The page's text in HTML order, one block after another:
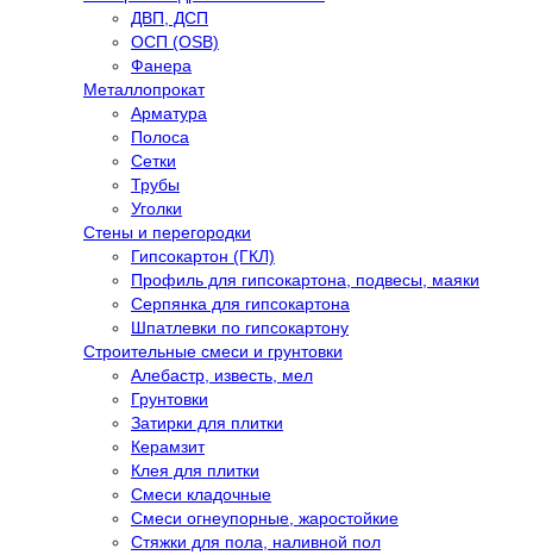
ДВП, ДСП
ОСП (OSB)
Фанера
Металлопрокат
Арматура
Полоса
Сетки
Трубы
Уголки
Стены и перегородки
Гипсокартон (ГКЛ)
Профиль для гипсокартона, подвесы, маяки
Серпянка для гипсокартона
Шпатлевки по гипсокартону
Строительные смеси и грунтовки
Алебастр, известь, мел
Грунтовки
Затирки для плитки
Керамзит
Клея для плитки
Смеси кладочные
Смеси огнеупорные, жаростойкие
Стяжки для пола, наливной пол